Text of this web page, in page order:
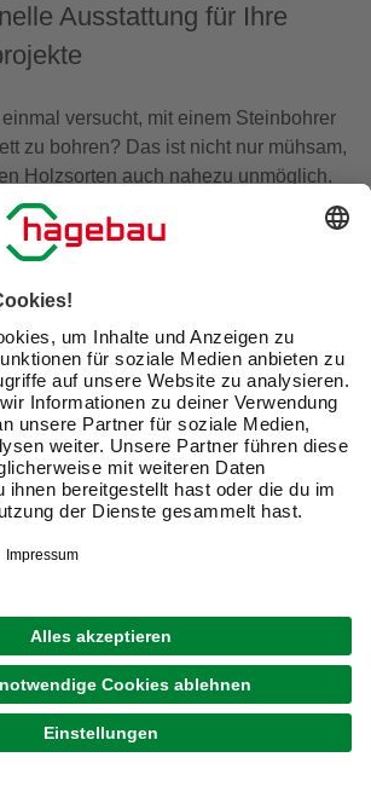
Ausstattung für Ihre
versucht, mit einem Steinbohrer
zu bohren? Das ist nicht nur mühsam,
Holzsorten auch nahezu unmöglich.
sich mit Fliesen oder Metall: Jedes
Bohrmaschinenzubehör. Welche
und welches clevere
darüber hinaus bei hagebau.de
unterschiedliche Bohrer?
spezifische Eigenschaften. Damit ein
muss der Bohrer optimal
oder Beton. Der
das zwar auf den
gleich aussieht, in den Details jedoch
Anforderungen der verschiedenen
wird.